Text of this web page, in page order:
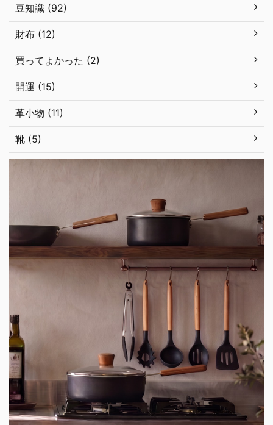
豆知識 (92)
財布 (12)
買ってよかった (2)
開運 (15)
革小物 (11)
靴 (5)